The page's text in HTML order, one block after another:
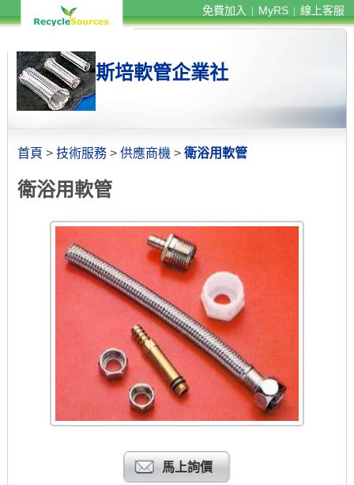
免費加入 MyRS 線上客服
斯培軟管企業社
首頁 > 技術服務> 供應商機 > 衛浴用軟管
衛浴用軟管
馬上詢價